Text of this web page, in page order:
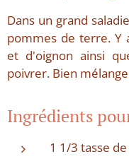
Dans un grand
pommes de terre. Y
et d'oignon ainsi
poivrer. Bien
Ingrédients
1 1/3 tasse